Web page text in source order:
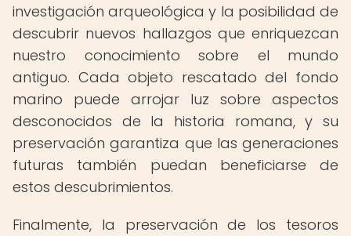
investigación arqueológica y la posibilidad de
descubrir nuevos hallazgos que enriquezcan
nuestro conocimiento sobre el mundo
antiguo. Cada objeto rescatado del fondo
marino puede arrojar luz sobre aspectos
desconocidos de la historia romana, y su
preservación garantiza que las generaciones
futuras también puedan beneficiarse de
estos descubrimientos.
Finalmente, la preservación de los tesoros